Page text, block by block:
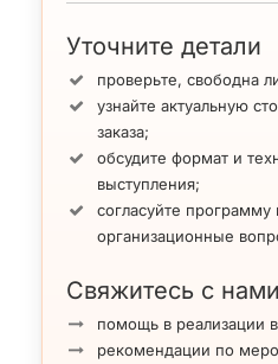
Уточните детали
проверьте, свободна
узнайте актуальную
заказа;
обсудите формат и
выступления;
согласуйте программу
организационные
Свяжитесь с
помощь в реализации
рекомендации по